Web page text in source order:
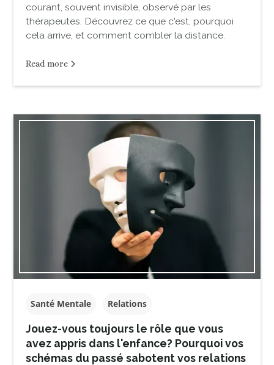
courant, souvent invisible, observé par les
thérapeutes. Découvrez ce que c'est, pourquoi
cela arrive, et comment combler la distance.
Read more
Santé Mentale Relations
Jouez-vous toujours le rôle que vous
avez appris dans l'enfance? Pourquoi vos
schémas du passé sabotent vos relations